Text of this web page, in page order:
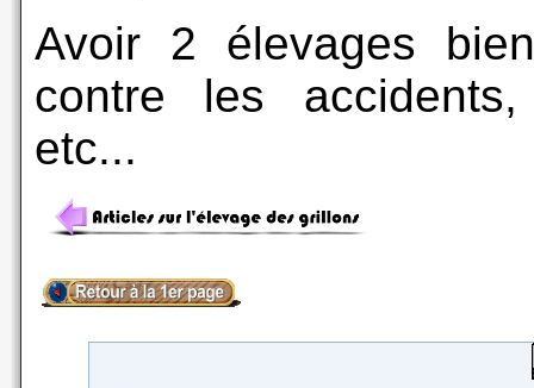
Avoir 2 élevages
contre les accidents,
etc...